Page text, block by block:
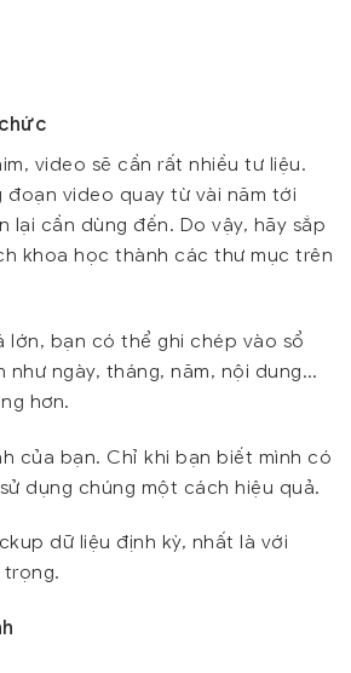
video sẽ cần rất nhiều tư liệu.
đoạn video quay từ vài năm tới
lại cần dùng đến. Do vậy, hãy sắp
khoa học thành các thư mục trên
lớn, bạn có thể ghi chép vào sổ
như ngày, tháng, năm, nội dung…
hơn.
của bạn. Chỉ khi bạn biết mình có
dụng chúng một cách hiệu quả.
dữ liệu định kỳ, nhất là với